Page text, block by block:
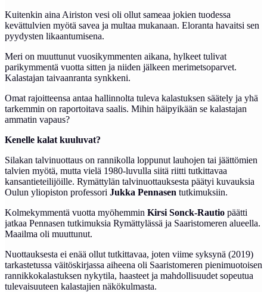
Kuitenkin aina Airiston vesi oli ollut sameaa jokien tuodessa
kevättulvien myötä savea ja multaa mukanaan. Eloranta havaitsi sen
pyydysten likaantumisena.
Meri on muuttunut vuosikymmenten aikana, hylkeet tulivat
parikymmentä vuotta sitten ja niiden jälkeen merimetsoparvet.
Kalastajan taivaanranta synkkeni.
Omat rajoitteensa antaa hallinnolta tuleva kalastuksen säätely ja yhä
tarkemmin on raportoitava saalis. Mihin häipyikään se kalastajan
ammatin vapaus?
Kenelle kalat kuuluvat?
Silakan talvinuottaus on rannikolla loppunut lauhojen tai jäättömien
talvien myötä, mutta vielä 1980-luvulla siitä riitti tutkittavaa
kansantieteilijöille. Rymättylän talvinuottauksesta päätyi kuvauksia
Oulun yliopiston professori Jukka Pennasen tutkimuksiin.
Kolmekymmentä vuotta myöhemmin Kirsi Sonck-Rautio päätti
jatkaa Pennasen tutkimuksia Rymättylässä ja Saaristomeren alueella.
Maailma oli muuttunut.
Nuottauksesta ei enää ollut tutkittavaa, joten viime syksynä (2019)
tarkastetussa väitöskirjassa aiheena oli Saaristomeren pienimuotoisen
rannikkokalastuksen nykytila, haasteet ja mahdollisuudet sopeutua
tulevaisuuteen kalastajien näkökulmasta.